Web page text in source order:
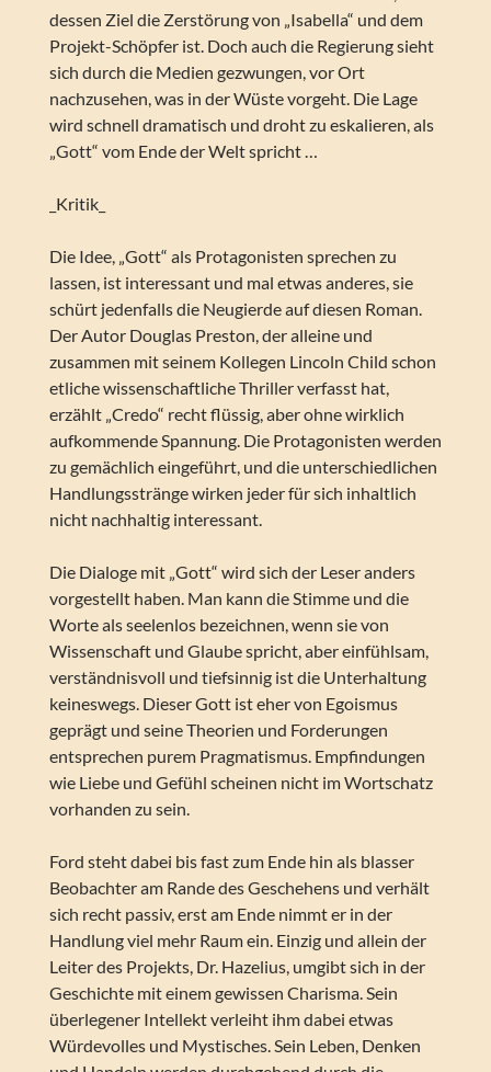
dessen Ziel die Zerstörung von „Isabella“ und dem
Projekt-Schöpfer ist. Doch auch die Regierung sieht
sich durch die Medien gezwungen, vor Ort
nachzusehen, was in der Wüste vorgeht. Die Lage
wird schnell dramatisch und droht zu eskalieren, als
„Gott“ vom Ende der Welt spricht …
_Kritik_
Die Idee, „Gott“ als Protagonisten sprechen zu
lassen, ist interessant und mal etwas anderes, sie
schürt jedenfalls die Neugierde auf diesen Roman.
Der Autor Douglas Preston, der alleine und
zusammen mit seinem Kollegen Lincoln Child schon
etliche wissenschaftliche Thriller verfasst hat,
erzählt „Credo“ recht flüssig, aber ohne wirklich
aufkommende Spannung. Die Protagonisten werden
zu gemächlich eingeführt, und die unterschiedlichen
Handlungsstränge wirken jeder für sich inhaltlich
nicht nachhaltig interessant.
Die Dialoge mit „Gott“ wird sich der Leser anders
vorgestellt haben. Man kann die Stimme und die
Worte als seelenlos bezeichnen, wenn sie von
Wissenschaft und Glaube spricht, aber einfühlsam,
verständnisvoll und tiefsinnig ist die Unterhaltung
keineswegs. Dieser Gott ist eher von Egoismus
geprägt und seine Theorien und Forderungen
entsprechen purem Pragmatismus. Empfindungen
wie Liebe und Gefühl scheinen nicht im Wortschatz
vorhanden zu sein.
Ford steht dabei bis fast zum Ende hin als blasser
Beobachter am Rande des Geschehens und verhält
sich recht passiv, erst am Ende nimmt er in der
Handlung viel mehr Raum ein. Einzig und allein der
Leiter des Projekts, Dr. Hazelius, umgibt sich in der
Geschichte mit einem gewissen Charisma. Sein
überlegener Intellekt verleiht ihm dabei etwas
Würdevolles und Mystisches. Sein Leben, Denken